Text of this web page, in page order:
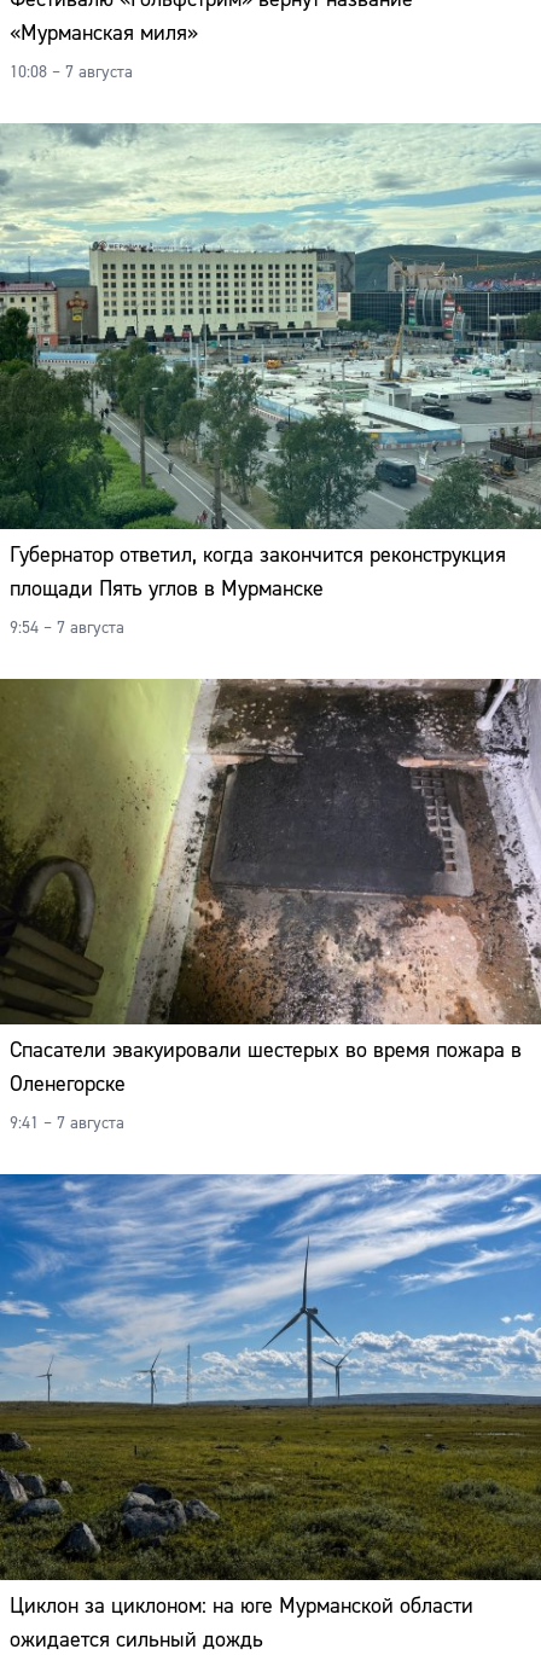
«Мурманская миля»
10:08 – 7 августа
Губернатор ответил, когда закончится реконструкция
площади Пять углов в Мурманске
9:54 – 7 августа
Спасатели эвакуировали шестерых во время пожара в
Оленегорске
9:41 – 7 августа
Циклон за циклоном: на юге Мурманской области
ожидается сильный дождь